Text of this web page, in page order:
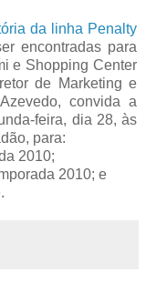
da linha Penalty
encontradas para
e Shopping Center
de Marketing e
convida a
feira, dia 28, às
para:
2010;
2010; e